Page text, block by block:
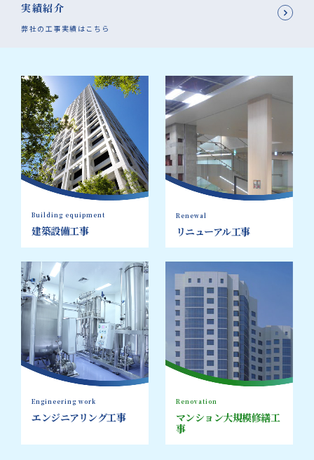
実績紹介
弊社の工事実績はこちら
Building equipment
建築設備工事
Renewal
リニューアル工事
Engineering work
エンジニアリング工事
Renovation
マンション大規模修繕工
事